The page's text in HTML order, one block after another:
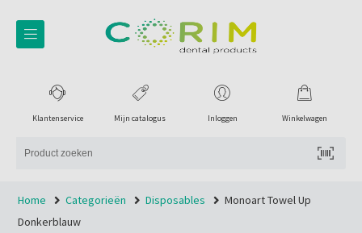
Winkelwagen
Inloggen
Mijn catalogus
Klantenservice
Home Categorieën Disposables
Monoart Towel Up
Donkerblauw